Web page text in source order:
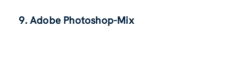
9. Adobe Photoshop-Mix